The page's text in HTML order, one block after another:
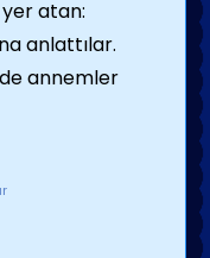
atan:
anlattılar.
annemler